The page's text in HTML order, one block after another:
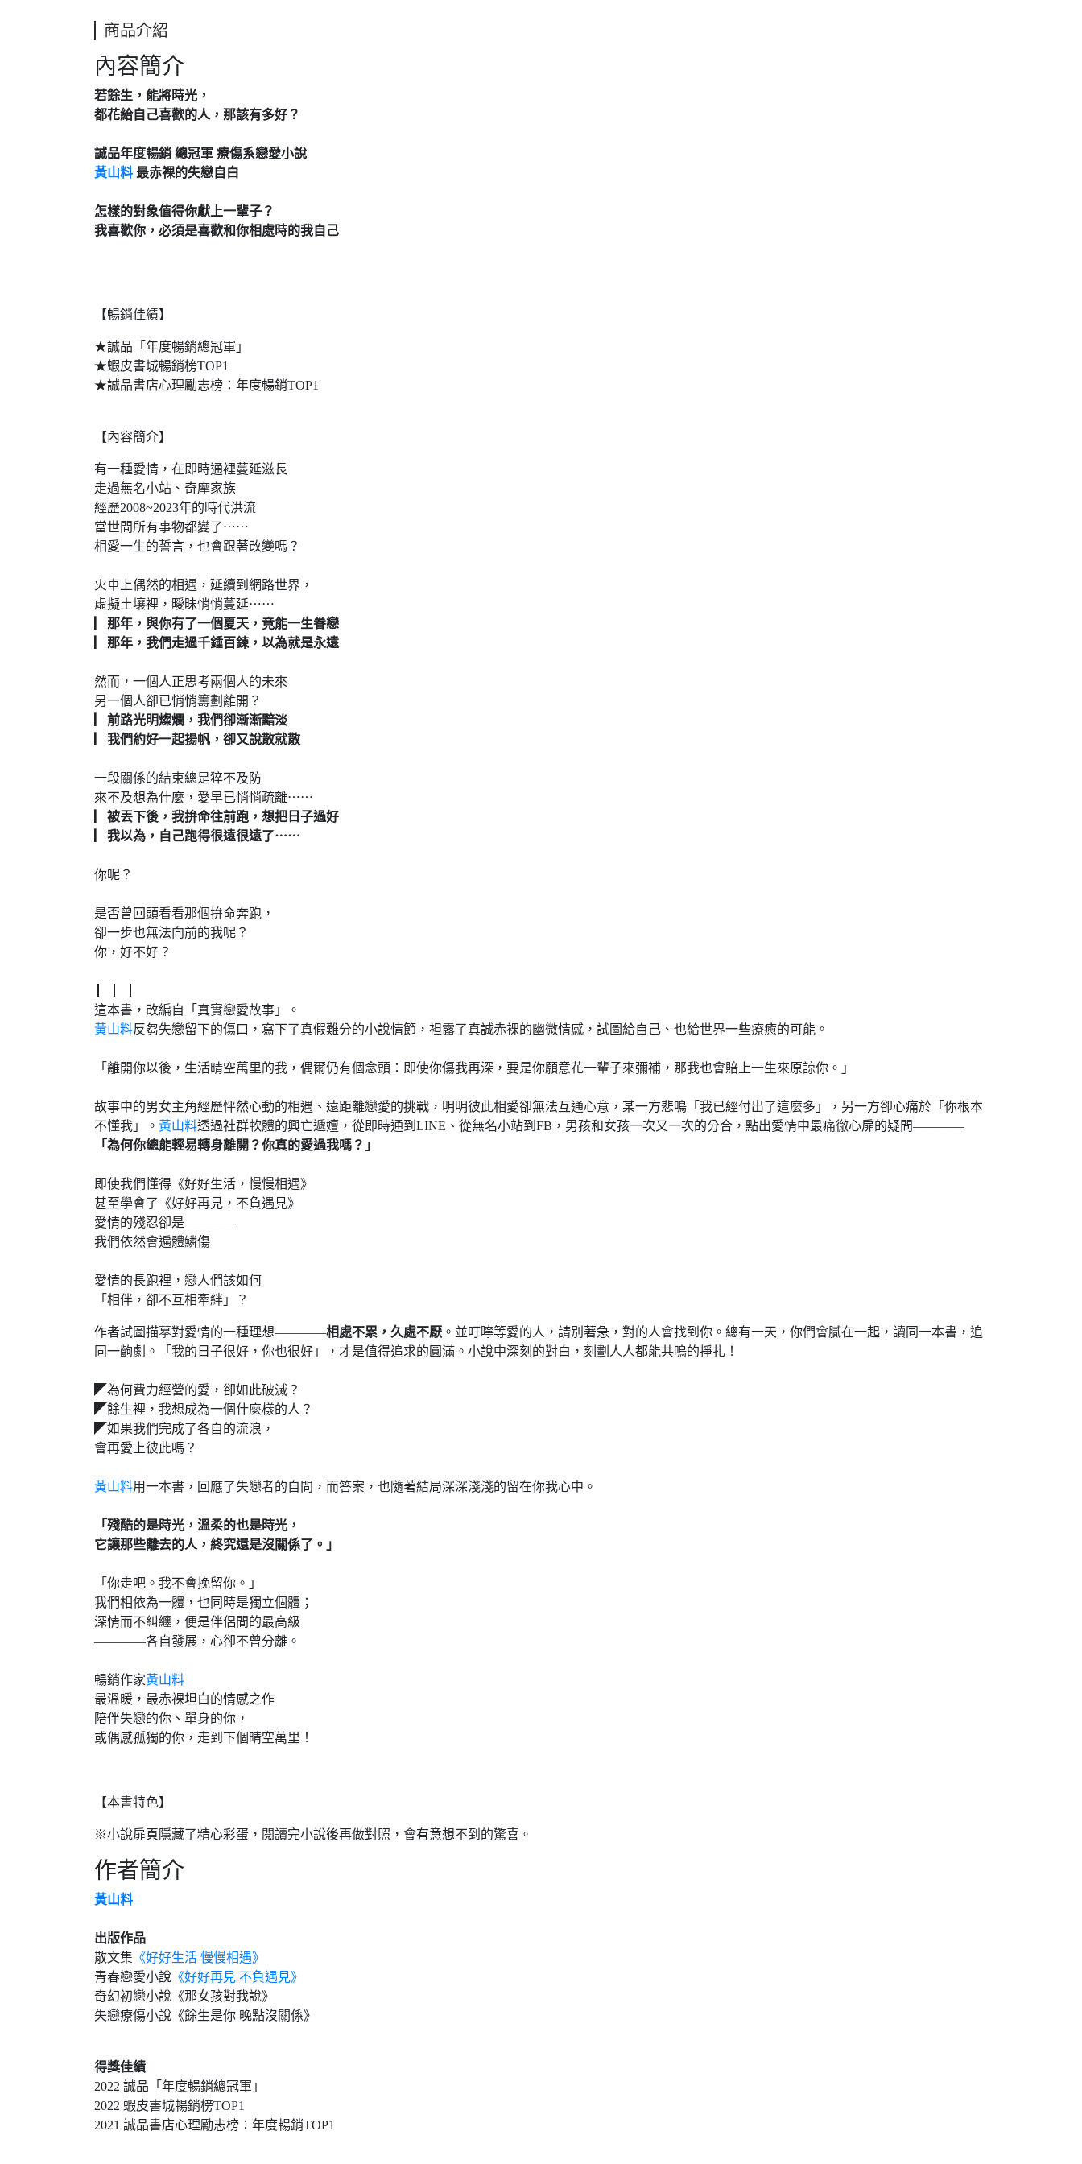
商品介紹
內容簡介
若餘生，能將時光，
都花給自己喜歡的人，那該有多好？
誠品年度暢銷 總冠軍 療傷系戀愛小說
黃山料 最赤裸的失戀自白
怎樣的對象值得你獻上一輩子？
我喜歡你，必須是喜歡和你相處時的我自己
【暢銷佳績】
★誠品「年度暢銷總冠軍」
★蝦皮書城暢銷榜TOP1
★誠品書店心理勵志榜：年度暢銷TOP1
【內容簡介】
有一種愛情，在即時通裡蔓延滋長
走過無名小站、奇摩家族
經歷2008~2023年的時代洪流
當世間所有事物都變了⋯⋯
相愛一生的誓言，也會跟著改變嗎？
火車上偶然的相遇，延續到網路世界，
虛擬土壤裡，曖昧悄悄蔓延⋯⋯
▏那年，與你有了一個夏天，竟能一生眷戀
▏那年，我們走過千錘百鍊，以為就是永遠
然而，一個人正思考兩個人的未來
另一個人卻已悄悄籌劃離開？
▏前路光明燦爛，我們卻漸漸黯淡
▏我們約好一起揚帆，卻又說散就散
一段關係的結束總是猝不及防
來不及想為什麼，愛早已悄悄疏離⋯⋯
▏被丟下後，我拚命往前跑，想把日子過好
▏我以為，自己跑得很遠很遠了⋯⋯
你呢？
是否曾回頭看看那個拚命奔跑，
卻一步也無法向前的我呢？
你，好不好？
這本書，改編自「真實戀愛故事」。
黃山料反芻失戀留下的傷口，寫下了真假難分的小說情節，袒露了真誠赤裸的幽微情感，試圖給自己、也給世界一些療癒的可能。
「離開你以後，生活晴空萬里的我，偶爾仍有個念頭：即使你傷我再深，要是你願意花一輩子來彌補，那我也會賠上一生來原諒你。」
故事中的男女主角經歷怦然心動的相遇、遠距離戀愛的挑戰，明明彼此相愛卻無法互通心意，某一方悲鳴「我已經付出了這麼多」，另一方卻心痛於「你根本
不懂我」。 黃山料透過社群軟體的興亡遞嬗，從即時通到LINE、從無名小站到FB，男孩和女孩一次又一次的分合，點出愛情中最痛徹心扉的疑問————
「為何你總能輕易轉身離開？你真的愛過我嗎？」
即使我們懂得《好好生活，慢慢相遇》
甚至學會了《好好再見，不負遇見》
愛情的殘忍卻是————
我們依然會遍體鱗傷
愛情的長跑裡，戀人們該如何
「相伴，卻不互相牽絆」？
作者試圖描摹對愛情的一種理想————相處不累，久處不厭 。並叮嚀等愛的人，請別著急，對的人會找到你。總有一天，你們會膩在一起，讀同一本書，追
同一齣劇。「我的日子很好，你也很好」，才是值得追求的圓滿。小說中深刻的對白，刻劃人人都能共鳴的掙扎！
◤為何費力經營的愛，卻如此破滅？
◤餘生裡，我想成為一個什麼樣的人？
◤如果我們完成了各自的流浪，
會再愛上彼此嗎？
黃山料用一本書，回應了失戀者的自問，而答案，也隨著結局深深淺淺的留在你我心中。
「殘酷的是時光，溫柔的也是時光，
它讓那些離去的人，終究還是沒關係了。」
「你走吧。我不會挽留你。」
我們相依為一體，也同時是獨立個體；
深情而不糾纏，便是伴侶間的最高級
————各自發展，心卻不曾分離。
暢銷作家黃山料
最溫暖，最赤裸坦白的情感之作
陪伴失戀的你、單身的你，
或偶感孤獨的你，走到下個晴空萬里！
【本書特色】
※小說扉頁隱藏了精心彩蛋，閱讀完小說後再做對照，會有意想不到的驚喜。
作者簡介
黃山料
出版作品
散文集 《好好生活 慢慢相遇》
青春戀愛小說 《好好再見 不負遇見》
奇幻初戀小說《那女孩對我說》
失戀療傷小說《餘生是你 晚點沒關係》
得獎佳績
2022 誠品「年度暢銷總冠軍」
2022 蝦皮書城暢銷榜TOP1
2021 誠品書店心理勵志榜：年度暢銷TOP1